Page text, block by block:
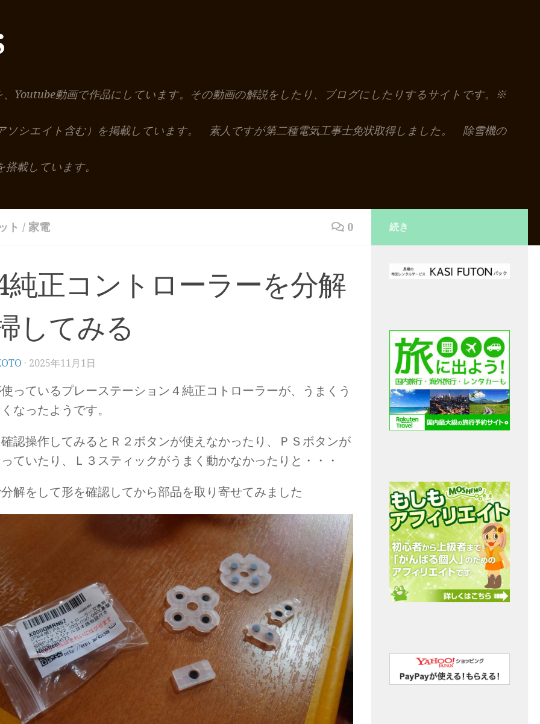
Youtube動画で作品にしています。その動画の解説をしたり、ブログにしたりするサイトです。※
ソシエイト含む）を掲載しています。 素人ですが第二種電気工事士免状取得しました。 除雪機の
載しています。
ト / 家電 0
純正コントローラーを分解
してみる
· 2025年11月1日
っているプレーステーション４純正コトローラーが、うまくう
なったようです。
認操作してみるとＲ２ボタンが使えなかったり、ＰＳボタンが
ていたり、Ｌ３スティックがうまく動かなかったりと・・・
解をして形を確認してから部品を取り寄せてみました
続き